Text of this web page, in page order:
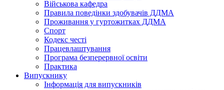
Військова кафедра
Правила поведінки здобувачів ДДМА
Проживання у гуртожитках ДДМА
Спорт
Кодекс честі
Працевлаштування
Програма безперервної освіти
Практика
Випускнику
Інформація для випускників